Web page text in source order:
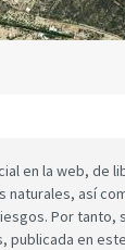
en la web, de
así
Por
publicada en